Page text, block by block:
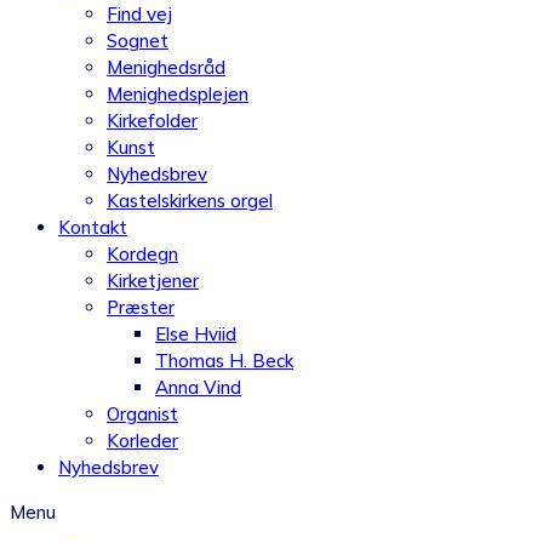
Find vej
Sognet
Menighedsråd
Menighedsplejen
Kirkefolder
Kunst
Nyhedsbrev
Kastelskirkens orgel
Kontakt
Kordegn
Kirketjener
Præster
Else Hviid
Thomas H. Beck
Anna Vind
Organist
Korleder
Nyhedsbrev
Menu